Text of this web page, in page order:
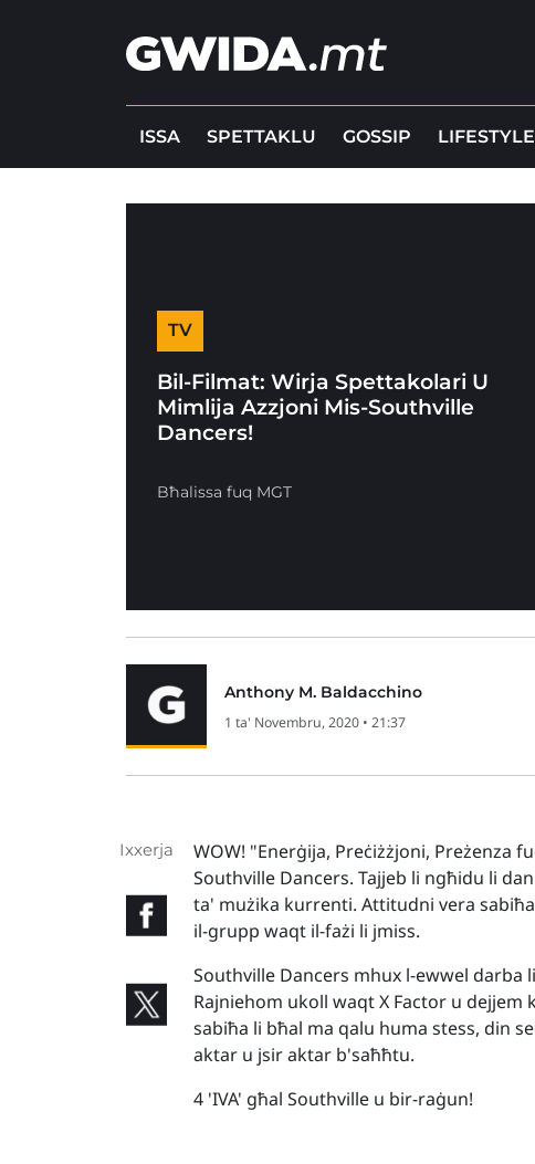
ISSA SPETTAKLU GOSSIP LIFESTYLE
TV
Bil-Filmat: Wirja Spettakolari U
Mimlija Azzjoni Mis-Southville
Dancers!
Bħalissa fuq MGT
Anthony M. Baldacchino
1 ta' Novembru, 2020 • 21:37
Ixxerja
WOW! "Enerġija, Preċiżżjoni, Preżenza
Southville Dancers. Tajjeb li ngħidu li
ta' mużika kurrenti. Attitudni vera
il-grupp waqt il-fażi li jmiss.
Southville Dancers mhux l-ewwel
Rajniehom ukoll waqt X Factor u
sabiħa li bħal ma qalu huma stess, din
aktar u jsir aktar b'saħħtu.
4 'IVA' għal Southville u bir-raġun!